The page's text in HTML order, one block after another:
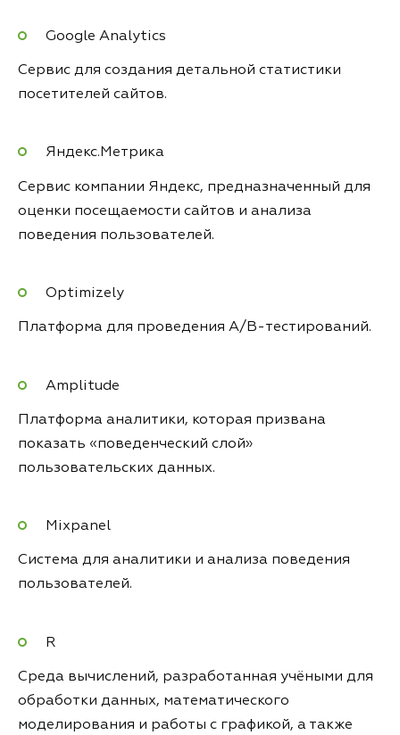
Google Analytics
Сервис для создания детальной статистики
посетителей сайтов.
Яндекс.Метрика
Сервис компании Яндекс, предназначенный для
оценки посещаемости сайтов и анализа
поведения пользователей.
Optimizely
Платформа для проведения A/B-тестирований.
Amplitude
Платформа аналитики, которая призвана
показать «поведенческий слой»
пользовательских данных.
Mixpanel
Система для аналитики и анализа поведения
пользователей.
R
Среда вычислений, разработанная учёными для
обработки данных, математического
моделирования и работы с графикой, а также